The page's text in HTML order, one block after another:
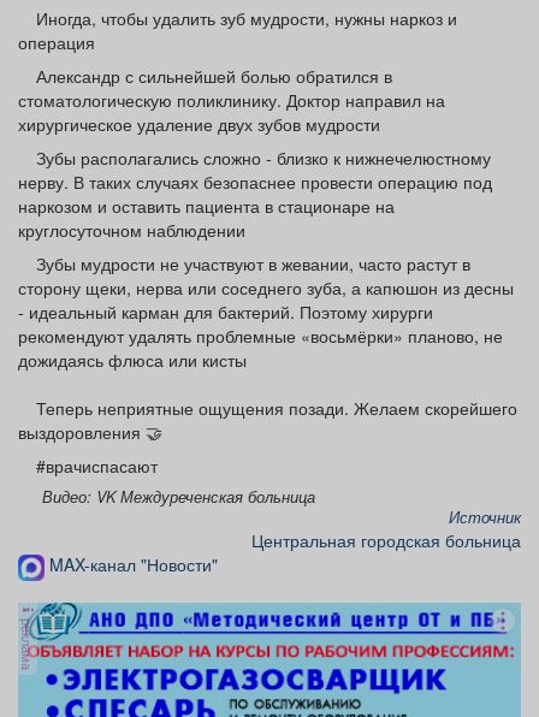
Афиша Обучение Проекты
ТВ программа Я - пенсионер
Иногда, чтобы удалить зуб мудрости, нужны наркоз и
операция
Александр с сильнейшей болью обратился в
стоматологическую поликлинику. Доктор направил на
хирургическое удаление двух зубов мудрости
Зубы располагались сложно - близко к нижнечелюстному
нерву. В таких случаях безопаснее провести операцию под
наркозом и оставить пациента в стационаре на
круглосуточном наблюдении
Зубы мудрости не участвуют в жевании, часто растут в
сторону щеки, нерва или соседнего зуба, а капюшон из десны
- идеальный карман для бактерий. Поэтому хирурги
рекомендуют удалять проблемные «восьмёрки» планово, не
дожидаясь флюса или кисты
Теперь неприятные ощущения позади. Желаем скорейшего
выздоровления 🤝
#врачиспасают
Видео: VK Междуреченская больница
Источник
Центральная городская больница
MAX-канал "Новости"
реклама